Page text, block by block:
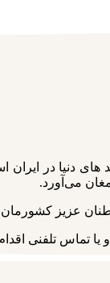
های دنیا در
می‌آورد.
کشورمان
تماس تلفنی